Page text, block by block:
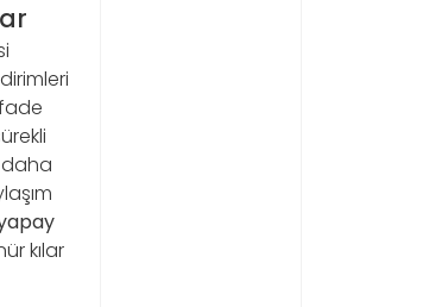
daha
kılar